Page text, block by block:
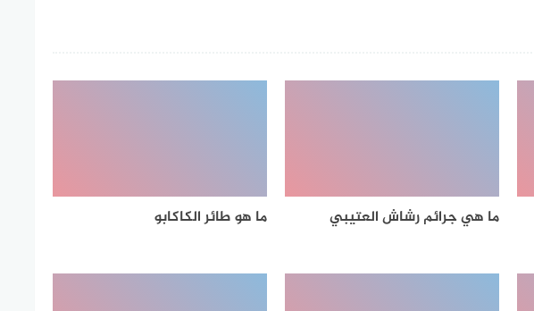
ما هي جرائم رشاش العتيبي ما هو طائر الكاكابو